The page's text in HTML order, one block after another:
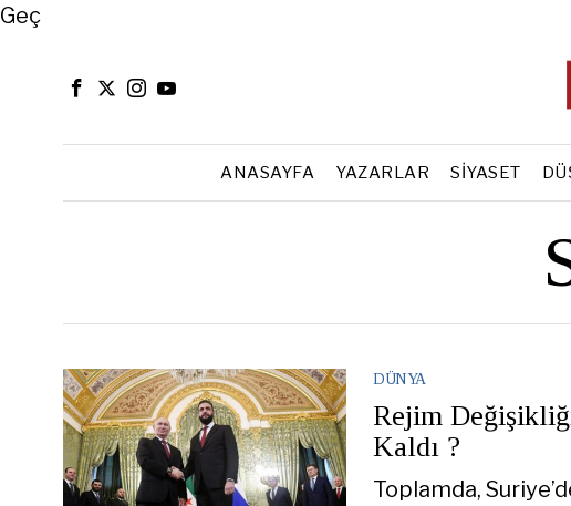
Close
Geç
ANASAYFA YAZARLAR SIYASET
DÜNYA
Rejim
Kaldı ?
Toplamda,